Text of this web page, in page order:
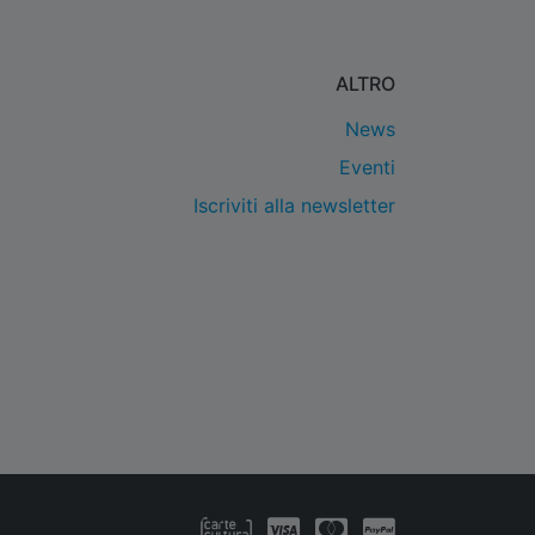
ALTRO
News
Eventi
Iscriviti alla newsletter